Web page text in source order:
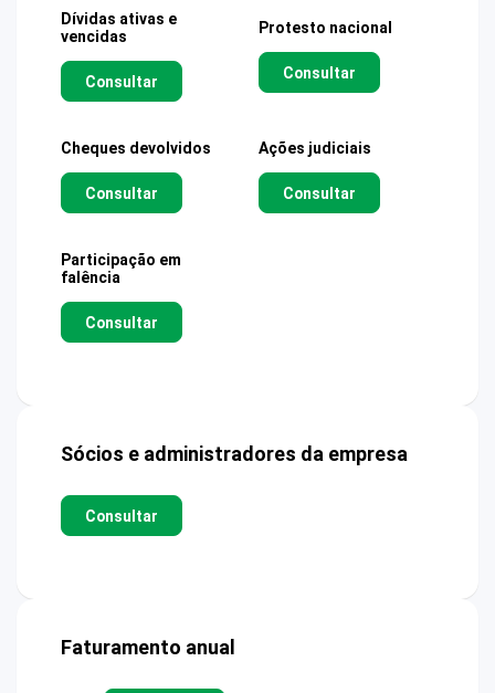
Dívidas ativas e
vencidas
Consultar
Protesto nacional
Consultar
Cheques devolvidos
Consultar
Ações judiciais
Consultar
Participação em
falência
Consultar
Sócios e administradores da empresa
Consultar
Faturamento anual